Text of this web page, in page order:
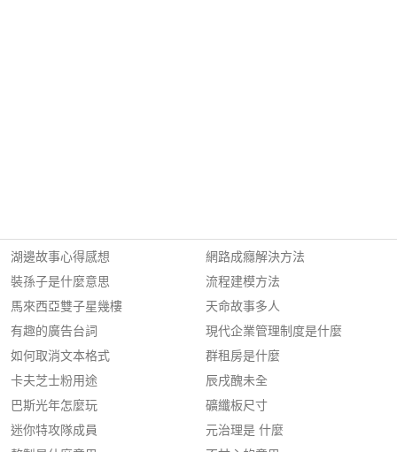
湖邊故事心得感想
裝孫子是什麼意思
馬來西亞雙子星幾樓
有趣的廣告台詞
如何取消文本格式
卡夫芝士粉用途
巴斯光年怎麼玩
迷你特攻隊成員
網路成癮解決方法
流程建模方法
天命故事多人
現代企業管理制度是什麼
群租房是什麼
辰戌醜未全
礦纖板尺寸
元治理是 什麼